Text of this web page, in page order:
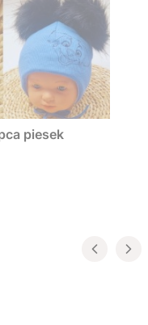
piesek